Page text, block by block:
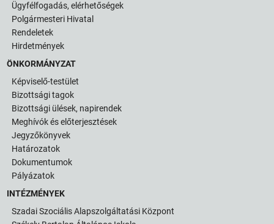
Ügyfélfogadás, elérhetőségek
Polgármesteri Hivatal
Rendeletek
Hirdetmények
ÖNKORMÁNYZAT
Képviselő-testület
Bizottsági tagok
Bizottsági ülések, napirendek
Meghívók és előterjesztések
Jegyzőkönyvek
Határozatok
Dokumentumok
Pályázatok
INTÉZMÉNYEK
Szadai Szociális Alapszolgáltatási Központ